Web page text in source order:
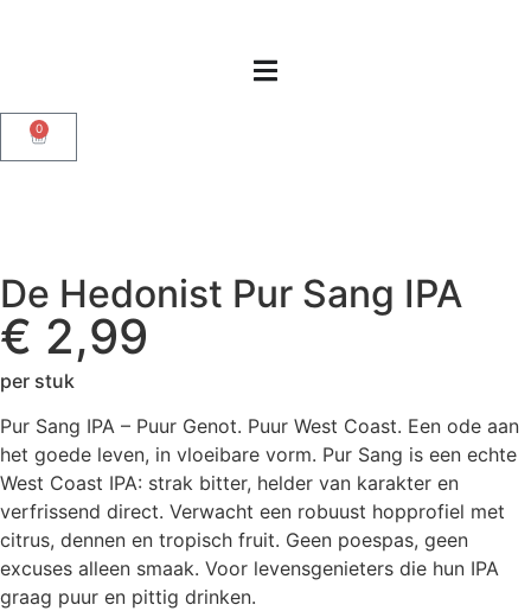
0
De Hedonist Pur Sang IPA
€ 2,99
per stuk
Pur Sang IPA – Puur Genot. Puur West Coast. Een ode aan
het goede leven, in vloeibare vorm. Pur Sang is een echte
West Coast IPA: strak bitter, helder van karakter en
verfrissend direct. Verwacht een robuust hopprofiel met
citrus, dennen en tropisch fruit. Geen poespas, geen
excuses alleen smaak. Voor levensgenieters die hun IPA
graag puur en pittig drinken.